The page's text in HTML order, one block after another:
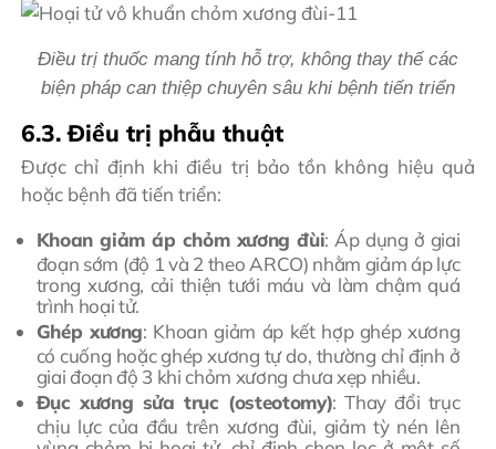
Điều trị thuốc mang tính hỗ trợ, không thay thế các
biện pháp can thiệp chuyên sâu khi bệnh tiến triển
6.3. Điều trị phẫu thuật
Được chỉ định khi điều trị bảo tồn không hiệu quả
hoặc bệnh đã tiến triển:
Khoan giảm áp chỏm xương đùi: Áp dụng ở giai
đoạn sớm (độ 1 và 2 theo ARCO) nhằm giảm áp lực
trong xương, cải thiện tưới máu và làm chậm quá
trình hoại tử.
Ghép xương: Khoan giảm áp kết hợp ghép xương
có cuống hoặc ghép xương tự do, thường chỉ định ở
giai đoạn độ 3 khi chỏm xương chưa xẹp nhiều.
Đục xương sửa trục (osteotomy): Thay đổi trục
chịu lực của đầu trên xương đùi, giảm tỳ nén lên